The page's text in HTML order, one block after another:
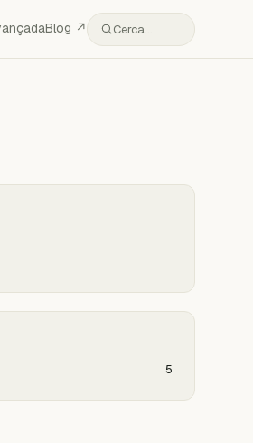
Blog ↗ Cerca…
5